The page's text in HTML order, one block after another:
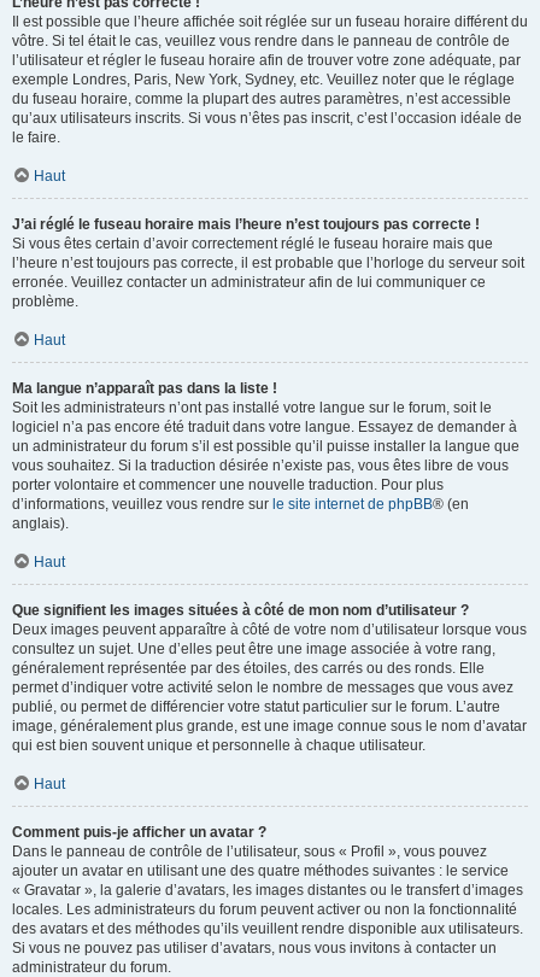
Il est possible que l’heure affichée soit réglée sur un fuseau horaire différent du
vôtre. Si tel était le cas, veuillez vous rendre dans le panneau de contrôle de
l’utilisateur et régler le fuseau horaire afin de trouver votre zone adéquate, par
exemple Londres, Paris, New York, Sydney, etc. Veuillez noter que le réglage
du fuseau horaire, comme la plupart des autres paramètres, n’est accessible
qu’aux utilisateurs inscrits. Si vous n’êtes pas inscrit, c’est l’occasion idéale de
le faire.
Haut
J’ai réglé le fuseau horaire mais l’heure n’est toujours pas correcte !
Si vous êtes certain d’avoir correctement réglé le fuseau horaire mais que
l’heure n’est toujours pas correcte, il est probable que l’horloge du serveur soit
erronée. Veuillez contacter un administrateur afin de lui communiquer ce
problème.
Haut
Ma langue n’apparaît pas dans la liste !
Soit les administrateurs n’ont pas installé votre langue sur le forum, soit le
logiciel n’a pas encore été traduit dans votre langue. Essayez de demander à
un administrateur du forum s’il est possible qu’il puisse installer la langue que
vous souhaitez. Si la traduction désirée n’existe pas, vous êtes libre de vous
porter volontaire et commencer une nouvelle traduction. Pour plus
d’informations, veuillez vous rendre sur le site internet de phpBB® (en
anglais).
Haut
Que signifient les images situées à côté de mon nom d’utilisateur ?
Deux images peuvent apparaître à côté de votre nom d’utilisateur lorsque vous
consultez un sujet. Une d’elles peut être une image associée à votre rang,
généralement représentée par des étoiles, des carrés ou des ronds. Elle
permet d’indiquer votre activité selon le nombre de messages que vous avez
publié, ou permet de différencier votre statut particulier sur le forum. L’autre
image, généralement plus grande, est une image connue sous le nom d’avatar
qui est bien souvent unique et personnelle à chaque utilisateur.
Haut
Comment puis-je afficher un avatar ?
Dans le panneau de contrôle de l’utilisateur, sous « Profil », vous pouvez
ajouter un avatar en utilisant une des quatre méthodes suivantes : le service
« Gravatar », la galerie d’avatars, les images distantes ou le transfert d’images
locales. Les administrateurs du forum peuvent activer ou non la fonctionnalité
des avatars et des méthodes qu’ils veuillent rendre disponible aux utilisateurs.
Si vous ne pouvez pas utiliser d’avatars, nous vous invitons à contacter un
administrateur du forum.